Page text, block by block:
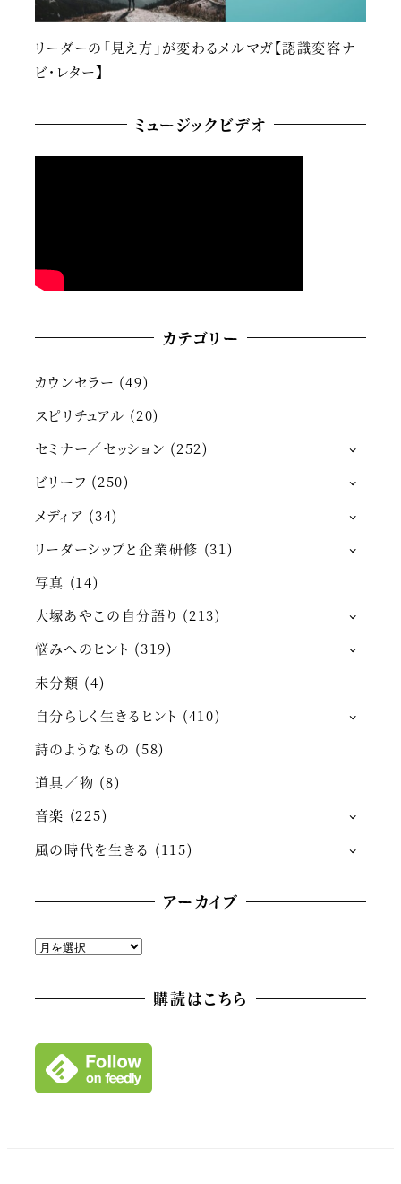
リーダーの「見え方」が変わるメルマガ【認識変容ナ
ビ・レター】
ミュージックビデオ
カテゴリー
カウンセラー (49)
スピリチュアル (20)
セミナー／セッション (252)
ビリーフ (250)
メディア (34)
リーダーシップと企業研修 (31)
写真 (14)
大塚あやこの自分語り (213)
悩みへのヒント (319)
未分類 (4)
自分らしく生きるヒント (410)
詩のようなもの (58)
道具／物 (8)
音楽 (225)
風の時代を生きる (115)
アーカイブ
ア
ブ
購読はこちら